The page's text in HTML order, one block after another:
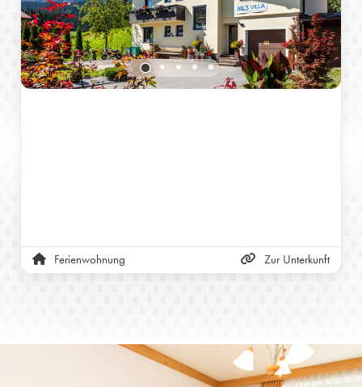
Ferienwohnung Zur Unterkunft